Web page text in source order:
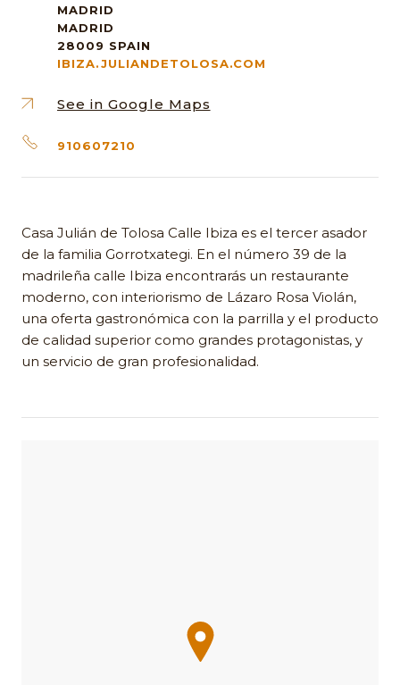
MADRID
MADRID
28009 SPAIN
IBIZA.JULIANDETOLOSA.COM
See in Google Maps
910607210
Casa Julián de Tolosa Calle Ibiza es el tercer asador
de la familia Gorrotxategi. En el número 39 de la
madrileña calle Ibiza encontrarás un restaurante
moderno, con interiorismo de Lázaro Rosa Violán,
una oferta gastronómica con la parrilla y el producto
de calidad superior como grandes protagonistas, y
un servicio de gran profesionalidad.